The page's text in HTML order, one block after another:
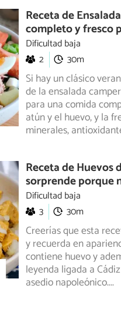
Receta de
completo y fresco
Dificultad baja
2
30m
Si hay un clásico
de la ensalada
para una comida
atún y el huevo, y la
minerales,
Receta de Huevos
sorprende porque
Dificultad baja
3
30m
Creerías que esta
y recuerda en
contiene huevo y
leyenda ligada a
asedio napoleónico....